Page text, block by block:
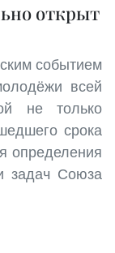
открыт
событием
всей
не только
срока
определения
задач Союза